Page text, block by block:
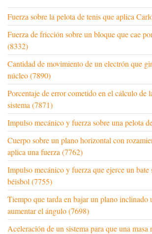
Fuerza sobre la pelota de tenis que aplica
Fuerza de fricción sobre un bloque que cae
(8332)
Cantidad de movimiento de un electrón que
núcleo (7890)
Porcentaje de error cometido en el cálculo de
sistema (7871)
Impulso mecánico y fuerza sobre una pelota
Cuerpo sobre un plano horizontal con
aplica una fuerza (7762)
Impulso mecánico y fuerza que ejerce un bate
béisbol (7755)
Tiempo que tarda en bajar un plano inclinado
aumentar el ángulo (7698)
Aceleración de un sistema para que una masa